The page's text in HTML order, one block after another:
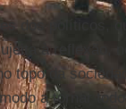
dos políticos,
à reflexão,
topo da
a tornar